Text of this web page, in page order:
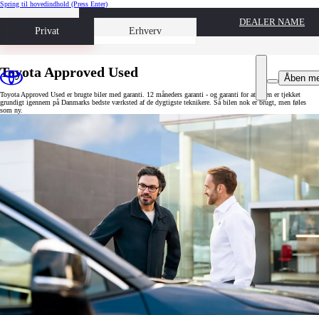
Spring til hovedindhold (Press Enter)
Privat Erhverv
Book prøvetur
DEALER NAME
Åben
Toyota Approved Used
Toyota Approved Used er brugte biler med garanti. 12 måneders garanti - og garanti for at bilen er tjekket
grundigt igennem på Danmarks bedste værksted af de dygtigste teknikere. Så bilen nok er brugt, men føles
som ny.